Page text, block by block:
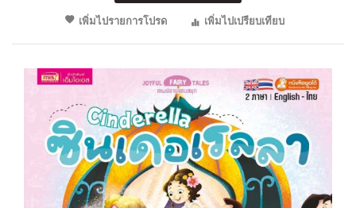
เพิ่มไปรายการโปรด
เพิ่มไปเปรียบเทียบ